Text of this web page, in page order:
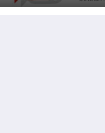
stjecanja